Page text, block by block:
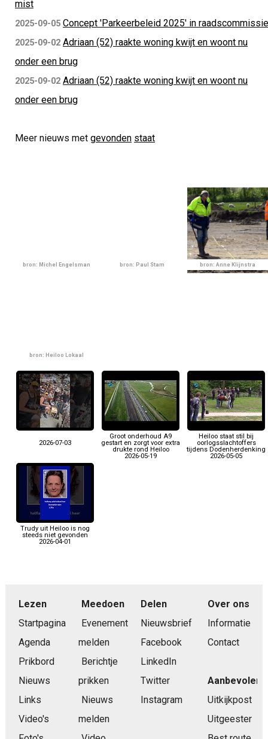
mist
2025-09-05 Concept 'Parkeerbeleid 2025' in raadscommissie
2025-09-02 Adriaan (52) raakte woning kwijt en woont nu
onder een brug
2025-09-02 Adriaan (52) raakte woning kwijt en woont nu
onder een brug
Meer nieuws met gevonden staat
bron: Michel Engelsman bron: Paul Stam bron: Anne Klijnstra
bron: Heiloo Lokaal
2026-07-03
Groot onderhoud A9
gestart en zorgt voor extra
drukte rond Heiloo
2026-05-19
Heiloo staat stil bij
oorlogsslachtoffers
tijdens Dodenherdenking
2026-05-05
Trudy uit Heiloo is nog
steeds niet gevonden
2026-04-01
Lezen
Startpagina
Agenda
Prikbord
Nieuws
Links
Video's
Meedoen
Evenement
melden
Berichtje
prikken
Nieuws
melden
Delen
Nieuwsbrief
Facebook
LinkedIn
Twitter
Instagram
Over ons
Informatie
Contact
Aanbevolen
Uitkijkpost
Uitgeester